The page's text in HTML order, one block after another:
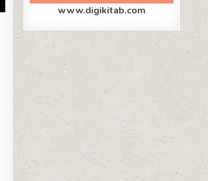
www.digikitab.com